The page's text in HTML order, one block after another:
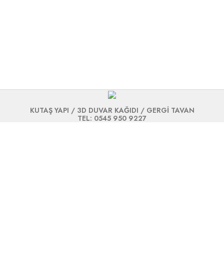
KUTAŞ YAPI / 3D DUVAR KAĞIDI / GERGİ TAVAN
TEL: 0545 950 9227